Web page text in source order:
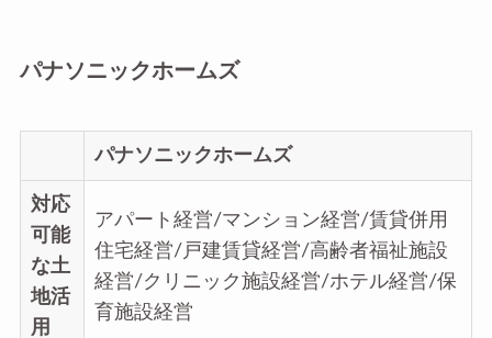
パナソニックホームズ
パナソニックホームズ
対応
可能
な土
地活
用
アパート経営/マンション経営/賃貸併用
住宅経営/戸建賃貸経営/高齢者福祉施設
経営/クリニック施設経営/ホテル経営/保
育施設経営